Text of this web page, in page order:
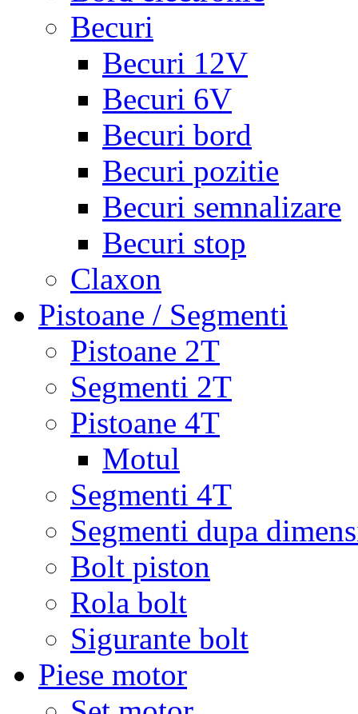
Becuri
Becuri 12V
Becuri 6V
Becuri bord
Becuri pozitie
Becuri semnalizare
Becuri stop
Claxon
Pistoane / Segmenti
Pistoane 2T
Segmenti 2T
Pistoane 4T
Motul
Segmenti 4T
Segmenti dupa
Bolt piston
Rola bolt
Sigurante bolt
Piese motor